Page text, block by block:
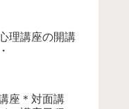
理講座の開講
座＊対面講